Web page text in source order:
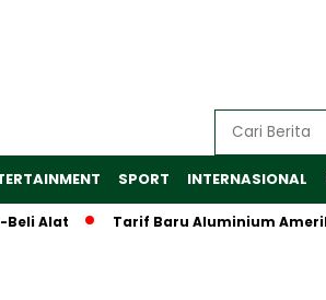
SPORT INTERNASIONAL
Tarif Baru Aluminium Amerika